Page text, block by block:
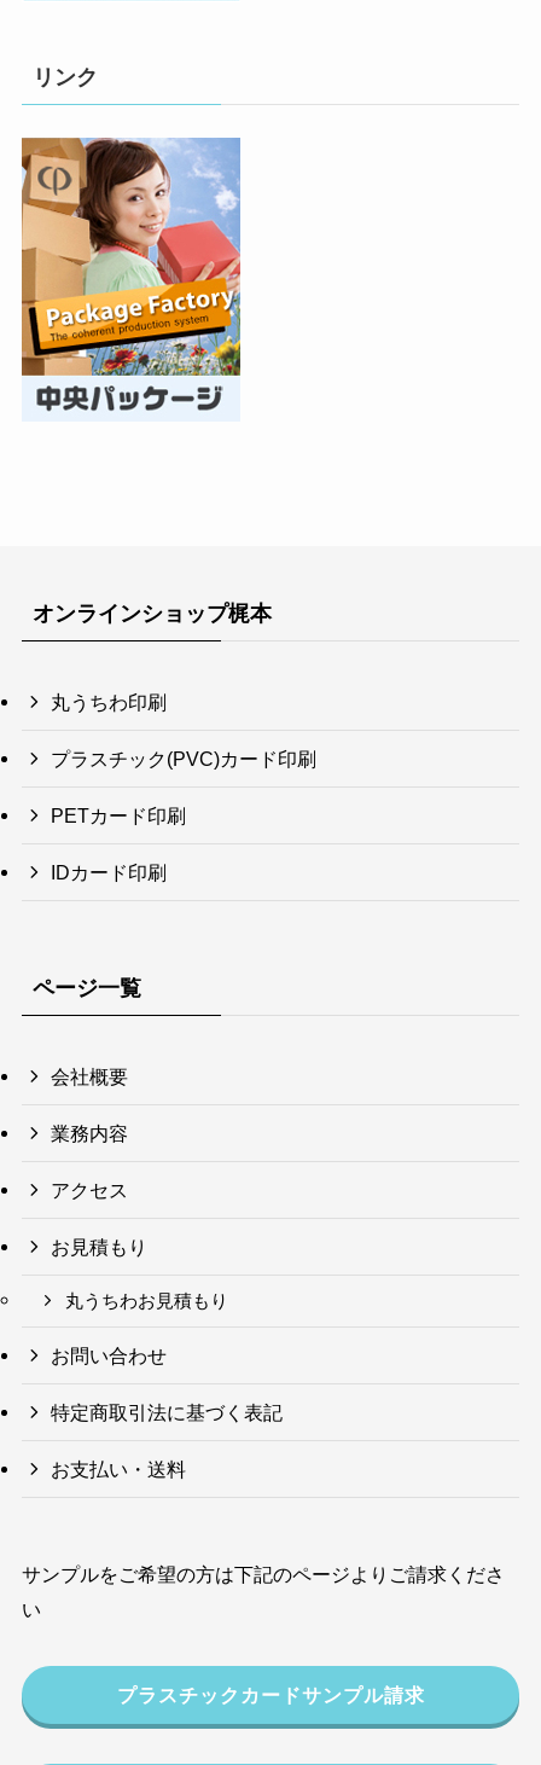
リンク
オンラインショップ梶本
丸うちわ印刷
プラスチック(PVC)カード印刷
PETカード印刷
IDカード印刷
ページ一覧
会社概要
業務内容
アクセス
お見積もり
丸うちわお見積もり
お問い合わせ
特定商取引法に基づく表記
お支払い・送料
サンプルをご希望の方は下記のページよりご請求くださ
い
プラスチックカードサンプル請求